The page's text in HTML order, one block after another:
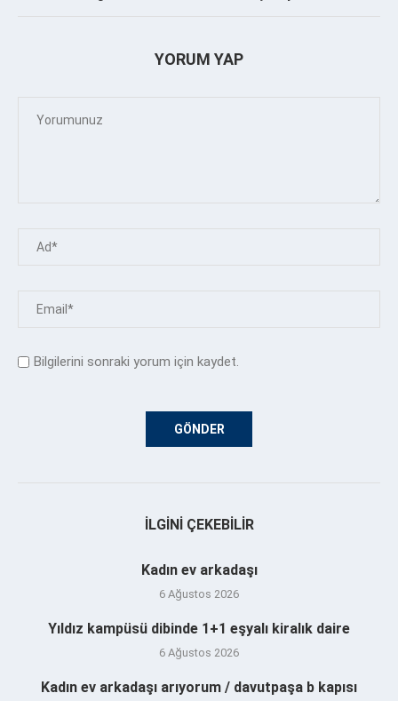
YORUM YAP
Bilgilerini sonraki yorum için kaydet.
İLGINI ÇEKEBILIR
Kadın ev arkadaşı
6 Ağustos 2026
Yıldız kampüsü dibinde 1+1 eşyalı kiralık daire
6 Ağustos 2026
Kadın ev arkadaşı arıyorum / davutpaşa b kapısı